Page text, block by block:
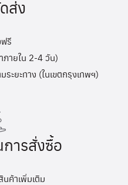
ส่ง
รี
ภายใน 2-4 วัน)
ะยะทาง (ในเขตกรุงเทพฯ)
ารสั่งซื้อ
ค้าเพิ่มเติม